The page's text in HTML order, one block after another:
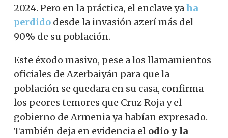
2024. Pero en la práctica, el enclave yaha
perdido desde la invasión azerí más del
90% de su población.
Este éxodo masivo, pese a los llamamientos
oficiales de Azerbaiyán para que la
población se quedara en su casa, confirma
los peores temores que Cruz Roja y el
gobierno de Armenia ya habían expresado.
También deja en evidencia el odio y la